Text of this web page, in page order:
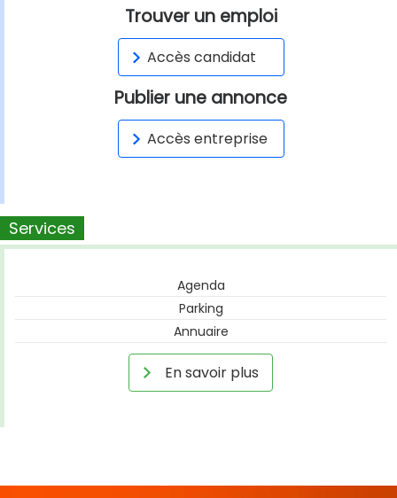
Trouver un emploi
Accès candidat
Publier une annonce
Accès entreprise
Services
Agenda
Parking
Annuaire
En savoir plus